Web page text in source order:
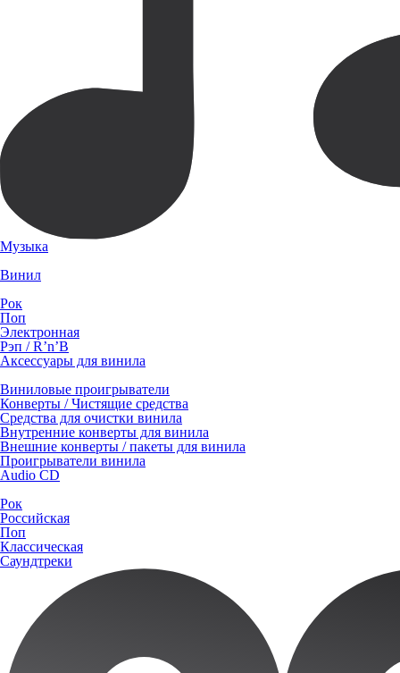
Музыка
Винил
Рок
Поп
Электронная
Рэп / R’n’B
Аксессуары для винила
Виниловые проигрыватели
Конверты / Чистящие средства
Средства для очистки винила
Внутренние конверты для винила
Внешние конверты / пакеты для винила
Проигрыватели винила
Audio CD
Рок
Российская
Поп
Классическая
Саундтреки